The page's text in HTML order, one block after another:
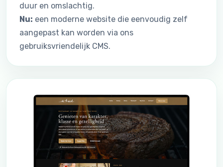
duur en omslachtig.
Nu: een moderne website die eenvoudig zelf
aangepast kan worden via ons
gebruiksvriendelijk CMS.